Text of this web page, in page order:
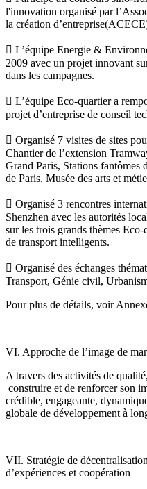
l'innovation organisé par
la création
 L’équipe Energie &
2009 avec un projet innovant
dans les campagnes.
 L’équipe Eco-quartier a
projet d’entreprise de conseil
 Organisé 7 visites de sites
Chantier de l’extension
Grand Paris, Stations fantômes
de Paris, Musée des arts et
 Organisé 3 rencontres
Shenzhen avec les autorités
sur les trois grands thèmes
de transport intelligents.
 Organisé des échanges
Transport, Génie civil,
Pour plus de détails, voir
VI. Approche de l’image de
A travers des activités de
construire et de renforcer son
crédible, engageante,
globale de développement à
VII. Stratégie de
d’expériences et coopération